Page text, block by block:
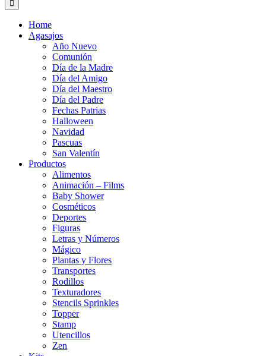
Home
Agasajos
Año Nuevo
Comunión
Día de la Madre
Día del Amigo
Día del Maestro
Día del Padre
Fechas Patrias
Halloween
Navidad
Pascuas
San Valentín
Productos
Alimentos
Animación – Films
Baby Shower
Cosméticos
Deportes
Figuras
Letras y Números
Mágico
Plantas y Flores
Transportes
Rodillos
Texturadores
Stencils Sprinkles
Topper
Stamp
Utencillos
Zen